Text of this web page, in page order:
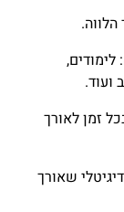
ועוד.
זמן לאורך
שאורך